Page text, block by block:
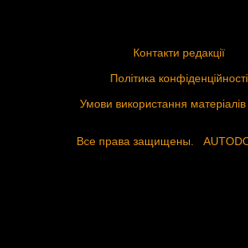
Контакти редакції
Політика конфіденційності
Умови використання матеріалів
Все права защищены.